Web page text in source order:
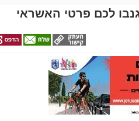
רמת שלמה נהרג בתאונה קשה ברח'
וירד לסייע להם בחבילות, אך מסיבה
אנוש והחלו לבצע עליו פעולות
הר הצופים אולם חרף מאמצי
לכם פרטי האשראי